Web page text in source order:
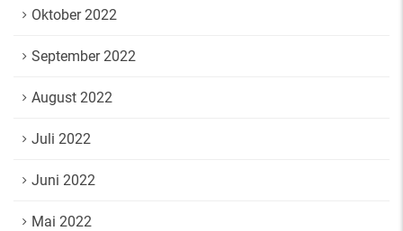
Oktober 2022
September 2022
August 2022
Juli 2022
Juni 2022
Mai 2022